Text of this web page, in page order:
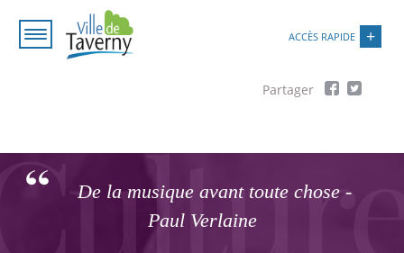
contenu
ACCÈS RAPIDE
De la musique avant toute chose -
Paul Verlaine
Paramétrer les cookies